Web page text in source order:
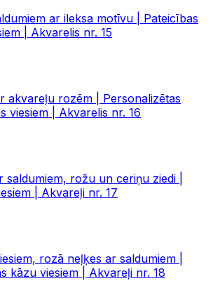
ar ileksa motīvu | Pateicības
| Akvarelis nr. 15
akvareļu rozēm | Personalizētas
viesiem | Akvarelis nr. 16
rožu un ceriņu ziedi |
| Akvareļi nr. 17
rozā neļķes ar saldumiem |
kāzu viesiem | Akvareļi nr. 18